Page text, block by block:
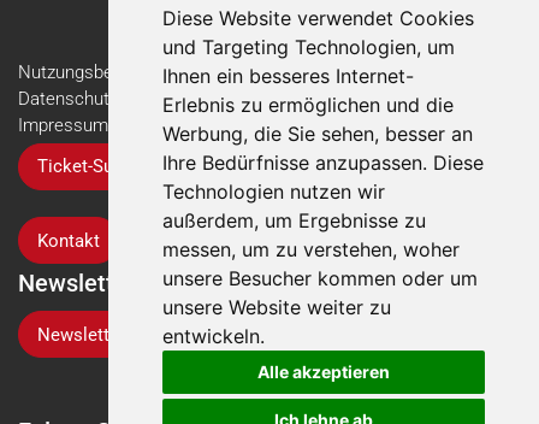
Diese Website verwendet Cookies
und Targeting Technologien, um
Ihnen ein besseres Internet-
Erlebnis zu ermöglichen und die
Werbung, die Sie sehen, besser an
Ihre Bedürfnisse anzupassen. Diese
Technologien nutzen wir
außerdem, um Ergebnisse zu
messen, um zu verstehen, woher
unsere Besucher kommen oder um
unsere Website weiter zu
entwickeln.
Alle akzeptieren
Ich lehne ab
Nutzungsbedingungen
Datenschutzerklärung
Impressum
Ticket-Support
Kontakt
Newsletter
Newsletter-Anmeldung